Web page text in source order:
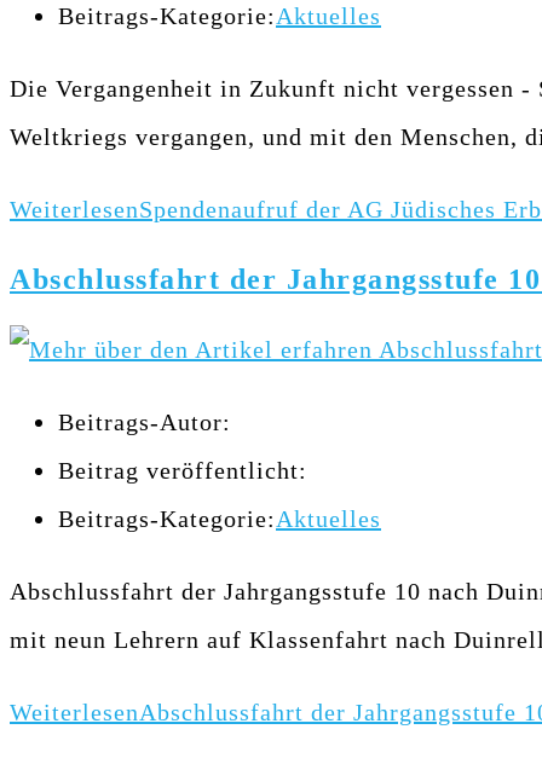
Beitrags-Kategorie: Aktuelles
Die Vergangenheit in Zukunft nicht vergessen -
Weltkriegs vergangen, und mit den Menschen,
WeiterlesenSpendenaufruf der AG Jüdisches
Abschlussfahrt der Jahrgangsstufe
Beitrags-Autor:
Beitrag veröffentlicht:
Beitrags-Kategorie: Aktuelles
Abschlussfahrt der Jahrgangsstufe 10 nach
mit neun Lehrern auf Klassenfahrt nach
WeiterlesenAbschlussfahrt der Jahrgangsstufe